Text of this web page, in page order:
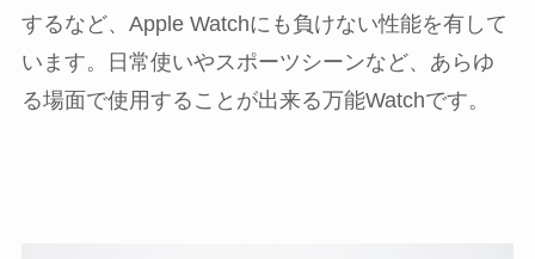
するなど、Apple Watchにも負けない性能を有して
います。日常使いやスポーツシーンなど、あらゆ
る場面で使用することが出来る万能Watchです。